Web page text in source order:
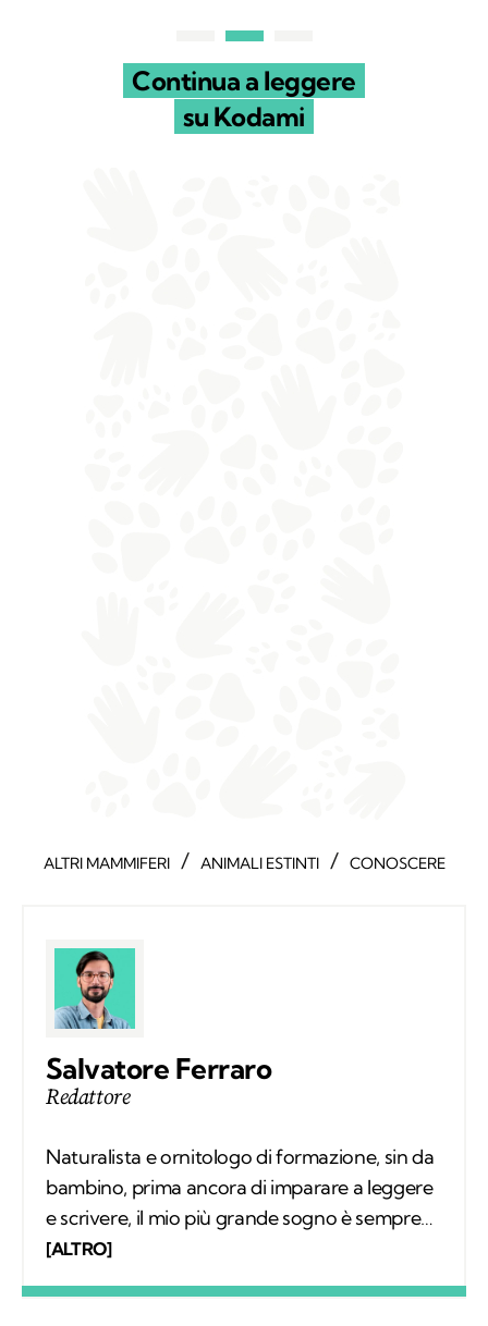
Continua a leggere
su Kodami
ALTRI MAMMIFERI / ANIMALI ESTINTI / CONOSCERE
Salvatore Ferraro
Redattore
Naturalista e ornitologo di formazione, sin da
bambino, prima ancora di imparare a leggere
e scrivere, il mio più grande sogno è sempre
stato quello di conoscere tutto sugli animali e
[ALTRO]